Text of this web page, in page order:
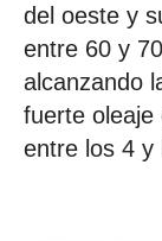
del oeste y
entre 60 y
alcanzando
fuerte oleaje
entre los 4 y